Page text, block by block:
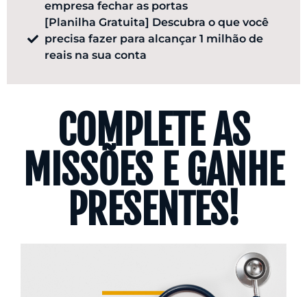
empresa fechar as portas
​[Planilha Gratuita] Descubra o que você
precisa fazer para alcançar 1 milhão de
reais na sua conta
COMPLETE AS
MISSÕES E GANHE
PRESENTES!